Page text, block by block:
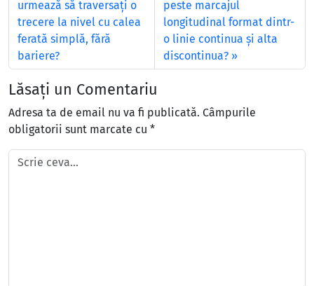
urmează să traversaţi o
trecere la nivel cu calea
ferată simplă, fără
bariere?
peste marcajul
longitudinal format dintr-
o linie continua şi alta
discontinua?
Lăsați un Comentariu
Adresa ta de email nu va fi publicată. Câmpurile
obligatorii sunt marcate cu *